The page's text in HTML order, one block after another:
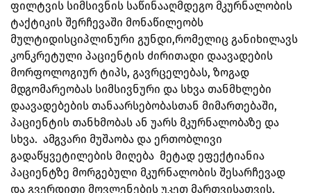
ფილტვის სიმსივნის საწინააღმდეგო მკურნალობის
ტაქტიკის შერჩევაში მონაწილეობს
მულტიდისციპლინური გუნდი,რომელიც განიხილავს
კონკრეტული პაციენტის ძირითადი დაავადების
მორფოლოგიურ ტიპს, გავრცელებას, ზოგად
მდგომარეობას სიმსივნური და სხვა თანმხლები
დაავადებების თანაარსებობასთან მიმართებაში,
პაციენტის თანხმობას ან უარს მკურნალობაზე და
სხვა. ამგვარი მუშაობა და ერთობლივი
გადაწყვეტილების მიღება მეტად ეფექტიანია
პაციენტზე მორგებული მკურნალობის შესარჩევად
და გვერდითი მოვლენების უკეთ მართვისათვის.